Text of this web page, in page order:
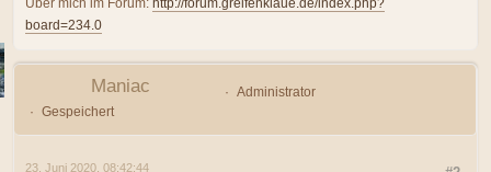
board=234.0
Maniac
Administrator
Gespeichert
23. Juni 2020, 08:42:44